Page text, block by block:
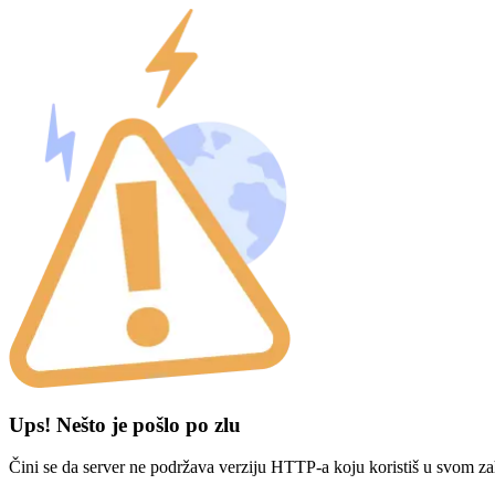
Ups! Nešto je pošlo po zlu
Čini se da server ne podržava verziju HTTP-a koju koristiš u svom